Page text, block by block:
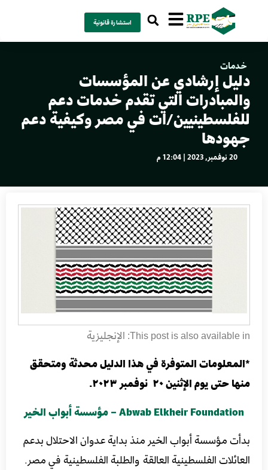
استشارة قانونية
خدمات
دليل إرشادي عن المؤسسات
والمبادرات التي تقدم خدمات دعم
للفلسطينيين/ات في مصر وكيفية دعم
جهودها
20 نوفمبر, 2023 | 12:04 م
This post is also available in: الإنجليزية
*المعلومات المتوفرة في هذا الدليل محدثة ومتحقق
منها حتى يوم الإثنين ٢٠ نوفمبر ٢٠٢٣.
Abwab Elkheir Foundation – مؤسسة أبواب الخير
بدأت مؤسسة أبواب الخير منذ بداية عدوان الاحتلال بدعم
العائلات الفلسطينية العالقة والطلبة الفلسطينية في مصر.